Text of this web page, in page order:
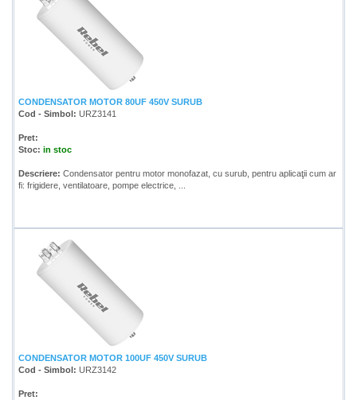
CONDENSATOR MOTOR 80UF 450V SURUB
Cod - Simbol: URZ3141
Pret:
Stoc: in stoc
Descriere: Condensator pentru motor monofazat, cu surub, pentru aplicaţii cum ar
fi: frigidere, ventilatoare, pompe electrice, ...
CONDENSATOR MOTOR 100UF 450V SURUB
Cod - Simbol: URZ3142
Pret: